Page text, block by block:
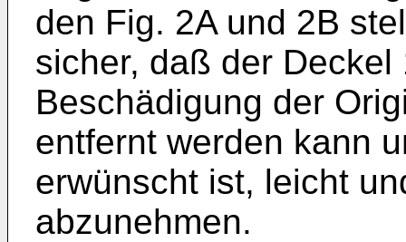
den Fig. 2A und 2B
sicher, daß der Deckel
Beschädigung der
entfernt werden kann
erwünscht ist, leicht
abzunehmen.